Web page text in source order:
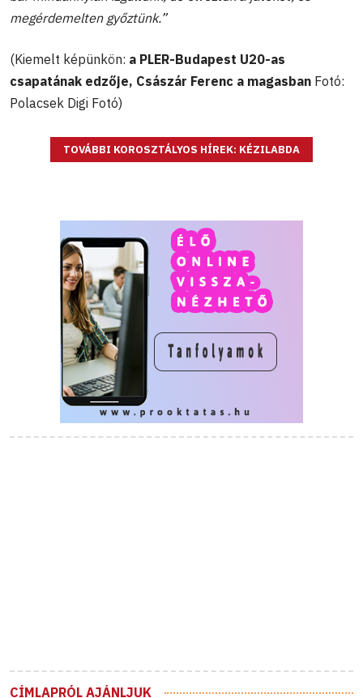
megérdemelten győztünk.”
(Kiemelt képünkön: a PLER-Budapest U20-as
csapatának edzője, Császár Ferenc a magasban Fotó:
Polacsek Digi Fotó)
TOVÁBBI KOROSZTÁLYOS HÍREK: KÉZILABDA
CÍMLAPRÓL AJÁNLJUK